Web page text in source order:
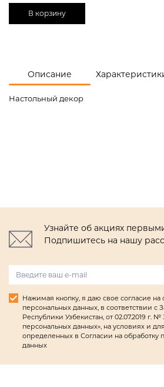
Описание
Настольный декор
В корзину
Узнайте об акциях
Подпишитесь на нашу
Нажимая кнопку, я даю свое согласие на
персональных данных, в соответствии с
Республики Узбекистан, от 02.07.2019 г.
персональных данных», на условиях и
определенных в Согласии на обработку
данных